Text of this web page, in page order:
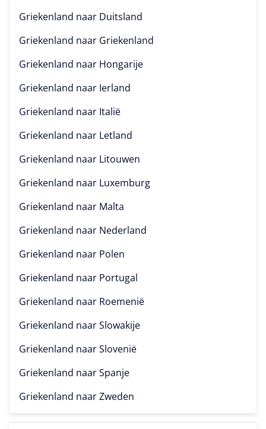
Griekenland naar Duitsland
Griekenland naar Griekenland
Griekenland naar Hongarije
Griekenland naar Ierland
Griekenland naar Italië
Griekenland naar Letland
Griekenland naar Litouwen
Griekenland naar Luxemburg
Griekenland naar Malta
Griekenland naar Nederland
Griekenland naar Polen
Griekenland naar Portugal
Griekenland naar Roemenië
Griekenland naarSlowakije
Griekenland naarSlovenië
Griekenland naarSpanje
Griekenland naarZweden